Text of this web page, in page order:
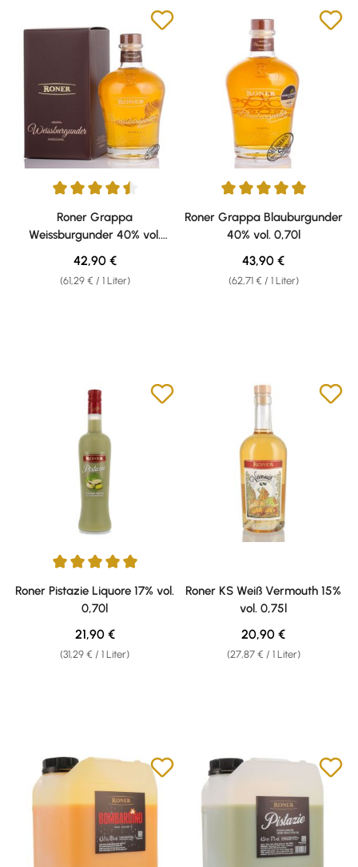
Durchschnittliche Bewertung von 4.5 von 5 Sternen
Roner Grappa
Weissburgunder 40% vol.
0,70l
(61,29 € / 1 Liter)
Regulärer Preis:
42,90 €
Durchschnittliche Bewertung
Roner Grappa Blauburgunder
40% vol. 0,70l
(62,71 € / 1 Liter)
Regulärer Preis:
43,90 €
Durchschnittliche Bewertung von 5 von 5 Sternen
Roner Pistazie Liquore 17% vol.
0,70l
(31,29 € / 1 Liter)
Regulärer Preis:
21,90 €
Roner KS Weiß Vermouth 15%
vol. 0,75l
(27,87 € / 1 Liter)
Regulärer Preis:
20,90 €